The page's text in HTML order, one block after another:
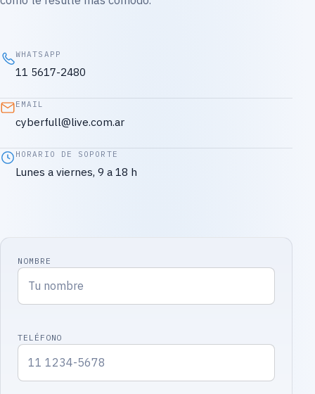
WHATSAPP
11 5617-2480
EMAIL
cyberfull@live.com.ar
HORARIO DE SOPORTE
Lunes a viernes, 9 a 18 h
NOMBRE
TELÉFONO